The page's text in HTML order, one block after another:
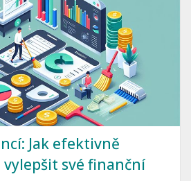
podniknout už dnes.
Jak efektivně
vylepšit své finanční